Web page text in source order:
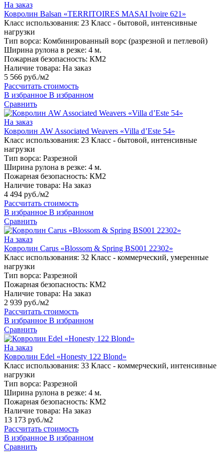
На заказ
Ковролин Balsan «TERRITOIRES MASAI Ivoire 621»
Класс использования: 23 Класс - бытовой, интенсивные
нагрузки
Тип ворса: Комбинированный ворс (разрезной и петлевой)
Ширина рулона в резке: 4 м.
Пожарная безопасность: КМ2
Наличие товара: На заказ
5 566 руб./м2
Рассчитать стоимость
В избранное В избранном
Сравнить
На заказ
Ковролин AW Associated Weavers «Villa d’Este 54»
Класс использования: 23 Класс - бытовой, интенсивные
нагрузки
Тип ворса: Разрезной
Ширина рулона в резке: 4 м.
Пожарная безопасность: КМ2
Наличие товара: На заказ
4 494 руб./м2
Рассчитать стоимость
В избранное В избранном
Сравнить
На заказ
Ковролин Carus «Blossom & Spring BS001 22302»
Класс использования: 32 Класс - коммерческий, умеренные
нагрузки
Тип ворса: Разрезной
Пожарная безопасность: КМ2
Наличие товара: На заказ
2 939 руб./м2
Рассчитать стоимость
В избранное В избранном
Сравнить
На заказ
Ковролин Edel «Honesty 122 Blond»
Класс использования: 33 Класс - коммерческий, интенсивные
нагрузки
Тип ворса: Разрезной
Ширина рулона в резке: 4 м.
Пожарная безопасность: КМ2
Наличие товара: На заказ
13 173 руб./м2
Рассчитать стоимость
В избранное В избранном
Сравнить